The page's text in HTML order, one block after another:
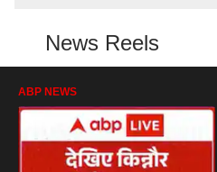
News Reels
ABP NEWS